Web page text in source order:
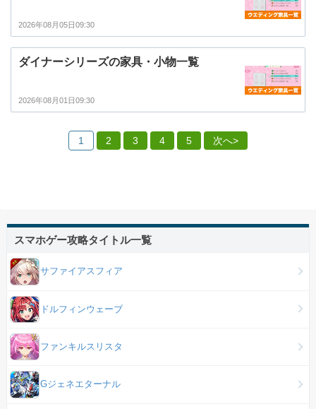
2026年08月05日09:30
ダイナーシリーズの家具・小物一覧
2026年08月01日09:30
1 2 3 4 5 次へ>
スマホゲー攻略タイトル一覧
サファイアスフィア
ドルフィンウェーブ
ファンキルスリスタ
Gジェネエターナル